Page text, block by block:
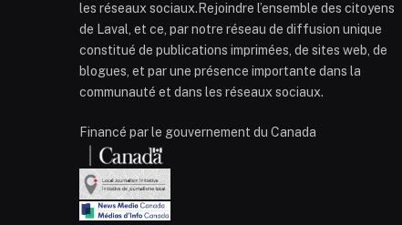
les réseaux sociaux.Rejoindre l’ensemble des citoyens
de Laval, et ce, par notre réseau de diffusion unique
constitué de publications imprimées, de sites web, de
blogues, et par une présence importante dans la
communauté et dans les réseaux sociaux.
Financé par le gouvernement du Canada